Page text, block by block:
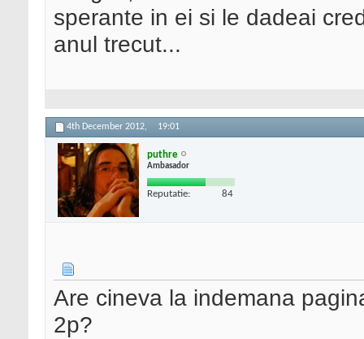
sperante in ei si le dadeai
anul trecut...
4th December 2012, 19:01
puthre
Ambasador
Reputatie: 84
Are cineva la indemana
2p?